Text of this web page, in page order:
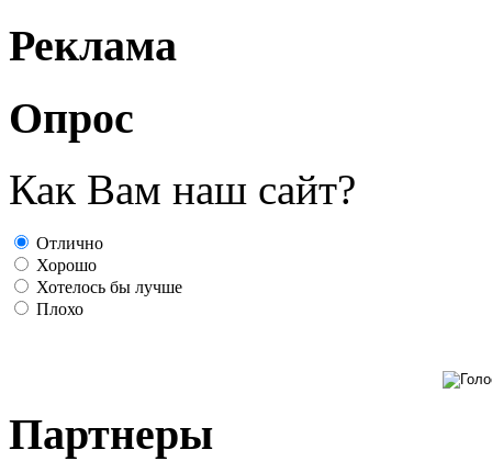
Реклама
Опрос
Как Вам наш сайт?
Отлично
Хорошо
Хотелось бы лучше
Плохо
Партнеры